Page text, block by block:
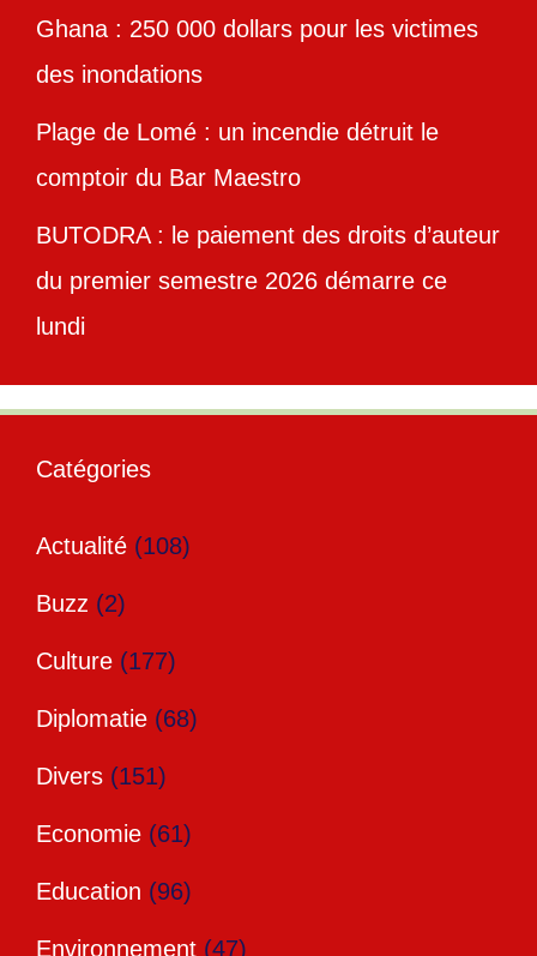
Ghana : 250 000 dollars pour les victimes
des inondations
Plage de Lomé : un incendie détruit le
comptoir du Bar Maestro
BUTODRA : le paiement des droits d’auteur
du premier semestre 2026 démarre ce
lundi
Catégories
Actualité (108)
Buzz (2)
Culture (177)
Diplomatie (68)
Divers (151)
Economie (61)
Education (96)
Environnement (47)